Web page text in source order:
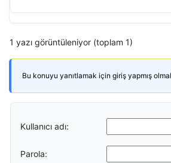
1 yazı görüntüleniyor (toplam 1)
Bu konuyu yanıtlamak için giriş yapmış
Kullanıcı adı:
Parola: